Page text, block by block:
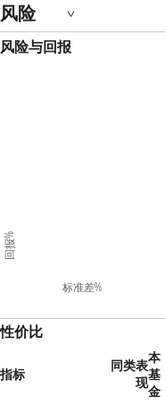
风险
风险与回报
标准差%
回报%
性价比
指标
同类表
现
本
基
金